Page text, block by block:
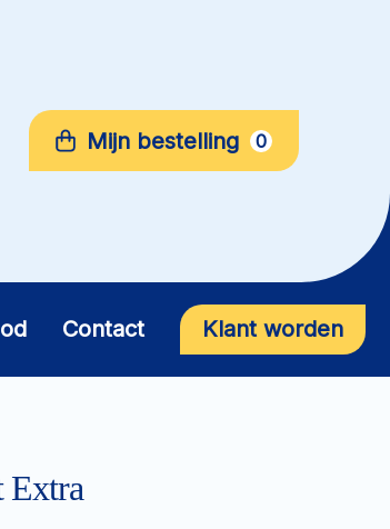
Mijn bestelling 0
Contact Klant worden
Extra